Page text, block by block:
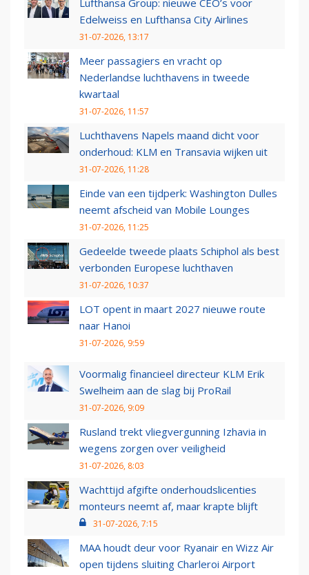
Lufthansa Group: nieuwe CEO’s voor
Edelweiss en Lufthansa City Airlines
31-07-2026, 13:17
Meer passagiers en vracht op
Nederlandse luchthavens in tweede
kwartaal
31-07-2026, 11:57
Luchthavens Napels maand dicht voor
onderhoud: KLM en Transavia wijken uit
31-07-2026, 11:28
Einde van een tijdperk: Washington Dulles
neemt afscheid van Mobile Lounges
31-07-2026, 11:25
Gedeelde tweede plaats Schiphol als best
verbonden Europese luchthaven
31-07-2026, 10:37
LOT opent in maart 2027 nieuwe route
naar Hanoi
31-07-2026, 9:59
Voormalig financieel directeur KLM Erik
Swelheim aan de slag bij ProRail
31-07-2026, 9:09
Rusland trekt vliegvergunning Izhavia in
wegens zorgen over veiligheid
31-07-2026, 8:03
Wachttijd afgifte onderhoudslicenties
monteurs neemt af, maar krapte blijft
31-07-2026, 7:15
MAA houdt deur voor Ryanair en Wizz Air
open tijdens sluiting Charleroi Airport